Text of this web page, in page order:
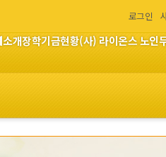
로그인
소개장학기금현황(사) 라이온스 노인